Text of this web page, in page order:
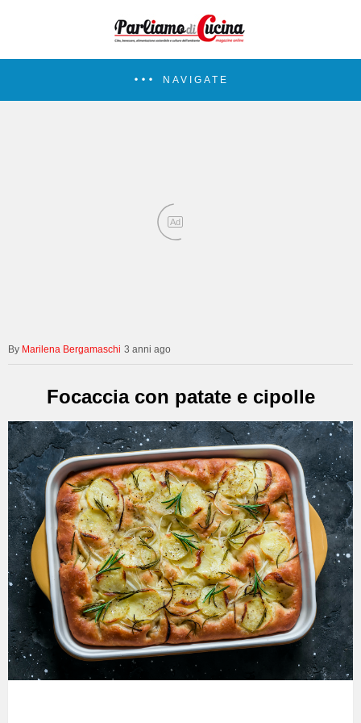
NAVIGATE
Ad
Marilena Bergamaschi 3 anni ago
Focaccia con patate e cipolle